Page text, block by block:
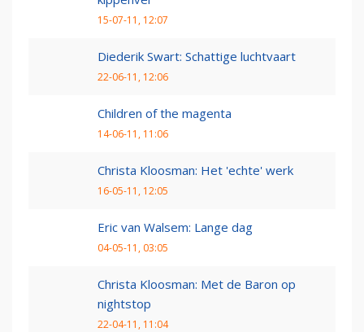
15-07-11, 12:07
Diederik Swart: Schattige luchtvaart
22-06-11, 12:06
Children of the magenta
14-06-11, 11:06
Christa Kloosman: Het 'echte' werk
16-05-11, 12:05
Eric van Walsem: Lange dag
04-05-11, 03:05
Christa Kloosman: Met de Baron op
nightstop
22-04-11, 11:04